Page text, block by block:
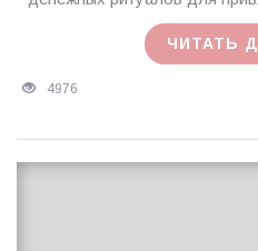
ЧИТАТЬ
4976